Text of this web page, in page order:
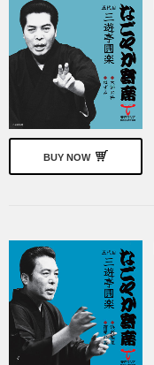
BUY NOW